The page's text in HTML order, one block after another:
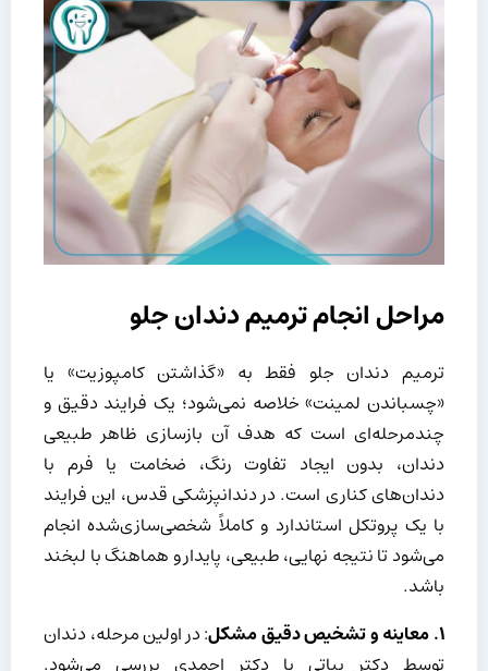
مراحل انجام ترمیم دندان جلو
ترمیم دندان جلو فقط به «گذاشتن کامپوزیت» یا
«چسباندن لمینت» خلاصه نمی‌شود؛ یک فرایند دقیق و
چندمرحله‌ای است که هدف آن بازسازی ظاهر طبیعی
دندان، بدون ایجاد تفاوت رنگ، ضخامت یا فرم با
دندان‌های کناری است. در دندانپزشکی قدس، این فرایند
با یک پروتکل استاندارد و کاملاً شخصی‌سازی‌شده انجام
می‌شود تا نتیجه نهایی، طبیعی، پایدار و هماهنگ با لبخند
باشد.
۱.معاینه و تشخیص دقیق مشکل: در اولین مرحله، دندان
توسط دکتر بیاتی یا دکتر احمدی بررسی می‌شود.